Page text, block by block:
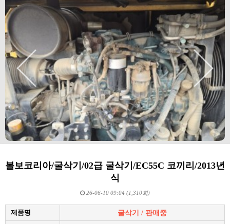
볼보코리아/굴삭기/02급 굴삭기/EC55C 코끼리/2013년
식
26-06-10 09:04 (1,310회)
제품명 굴삭기 / 판매중